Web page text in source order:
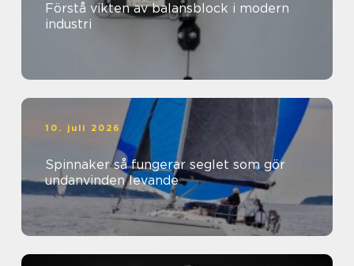
Förstå vikten av balansblock i modern
industri
10. juli 2026
Spinnaker så fungerar seglet som gör
undanvinden levande